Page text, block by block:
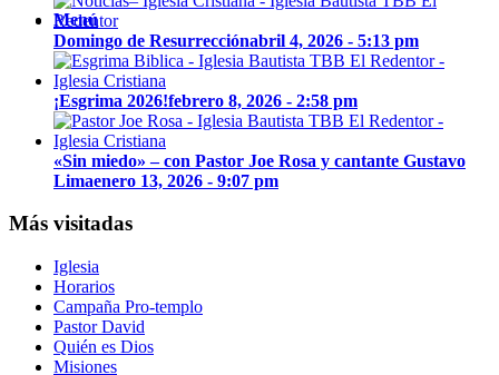
Menú
Domingo de Resurrecciónabril 4, 2026 - 5:13 pm
¡Esgrima 2026!febrero 8, 2026 - 2:58 pm
«Sin miedo» – con Pastor Joe Rosa y cantante Gustavo
Limaenero 13, 2026 - 9:07 pm
Más visitadas
Iglesia
Horarios
Campaña Pro-templo
Pastor David
Quién es Dios
Misiones